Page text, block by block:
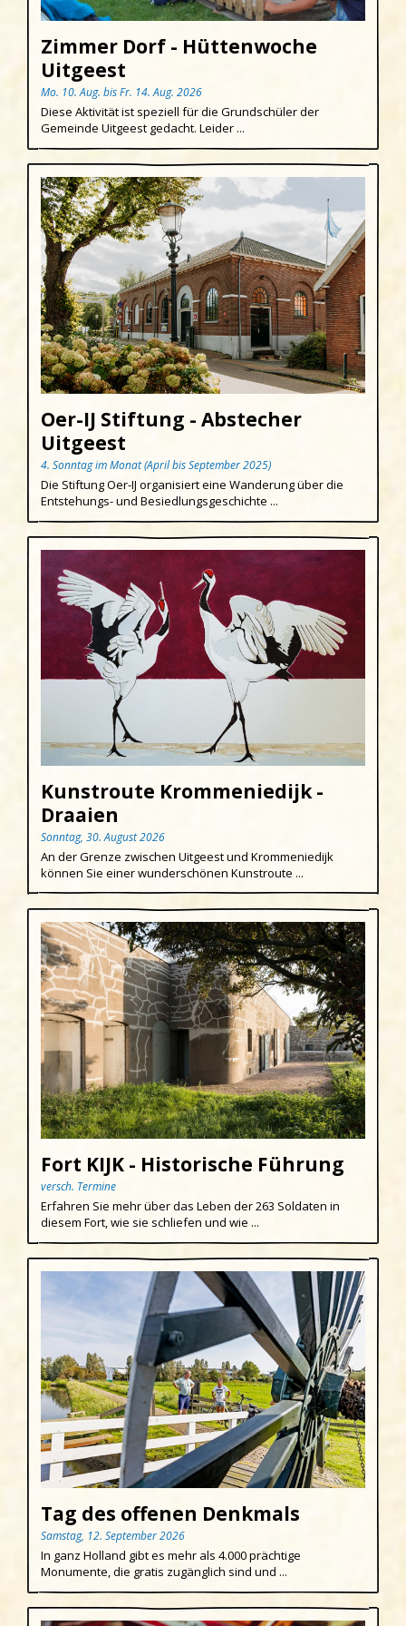
Ostern
Königstag
Egmond aan den Hoef
Egmond-Binnen
Egmond aan Zee
Groet
Hargen aan Zee
Heemskerk
Heerhugowaard
Heiloo
Limmen
Region
Schoorl
Sint Maartenszee
Uitgeest
Wijk aan Zee
Zimmer Dorf - Hüttenwoche
Uitgeest
Mo. 10. Aug. bis Fr. 14. Aug. 2026
Diese Aktivität ist speziell für die Grundschüler der
Gemeinde Uitgeest gedacht. Leider ...
Oer-IJ Stiftung - Abstecher
Uitgeest
4. Sonntag im Monat (April bis September 2025)
Die Stiftung Oer-IJ organisiert eine Wanderung über die
Entstehungs- und Besiedlungsgeschichte ...
Kunstroute Krommeniedijk -
Draaien
Sonntag, 30. August 2026
An der Grenze zwischen Uitgeest und Krommeniedijk
können Sie einer wunderschönen Kunstroute ...
Fort KIJK - Historische Führung
versch. Termine
Erfahren Sie mehr über das Leben der 263 Soldaten in
diesem Fort, wie sie schliefen und wie ...
Tag des offenen Denkmals
Samstag, 12. September 2026
In ganz Holland gibt es mehr als 4.000 prächtige
Monumente, die gratis zugänglich sind und ...